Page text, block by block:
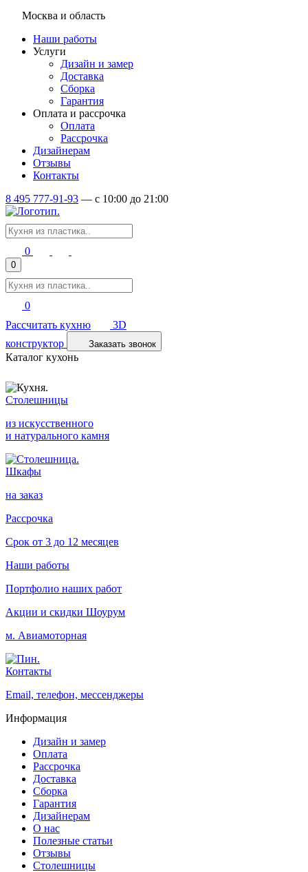
Москва и область
Наши работы
Услуги
Дизайн и замер
Доставка
Сборка
Гарантия
Оплата и рассрочка
Оплата
Рассрочка
Дизайнерам
Отзывы
Контакты
8 495 777-91-93 — c 10:00 до 21:00
0
0
0
Рассчитать кухню
3D
конструктор
Заказать звонок
Каталог кухонь
Столешницы
из искусственного
и натурального камня
Шкафы
на заказ
Рассрочка
Срок от 3 до 12 месяцев
Наши работы
Портфолио наших работ
Акции и скидки Шоурум
м. Авиамоторная
Контакты
Email, телефон, мессенджеры
Информация
Дизайн и замер
Оплата
Рассрочка
Доставка
Сборка
Гарантия
Дизайнерам
О нас
Полезные статьи
Отзывы
Столешницы